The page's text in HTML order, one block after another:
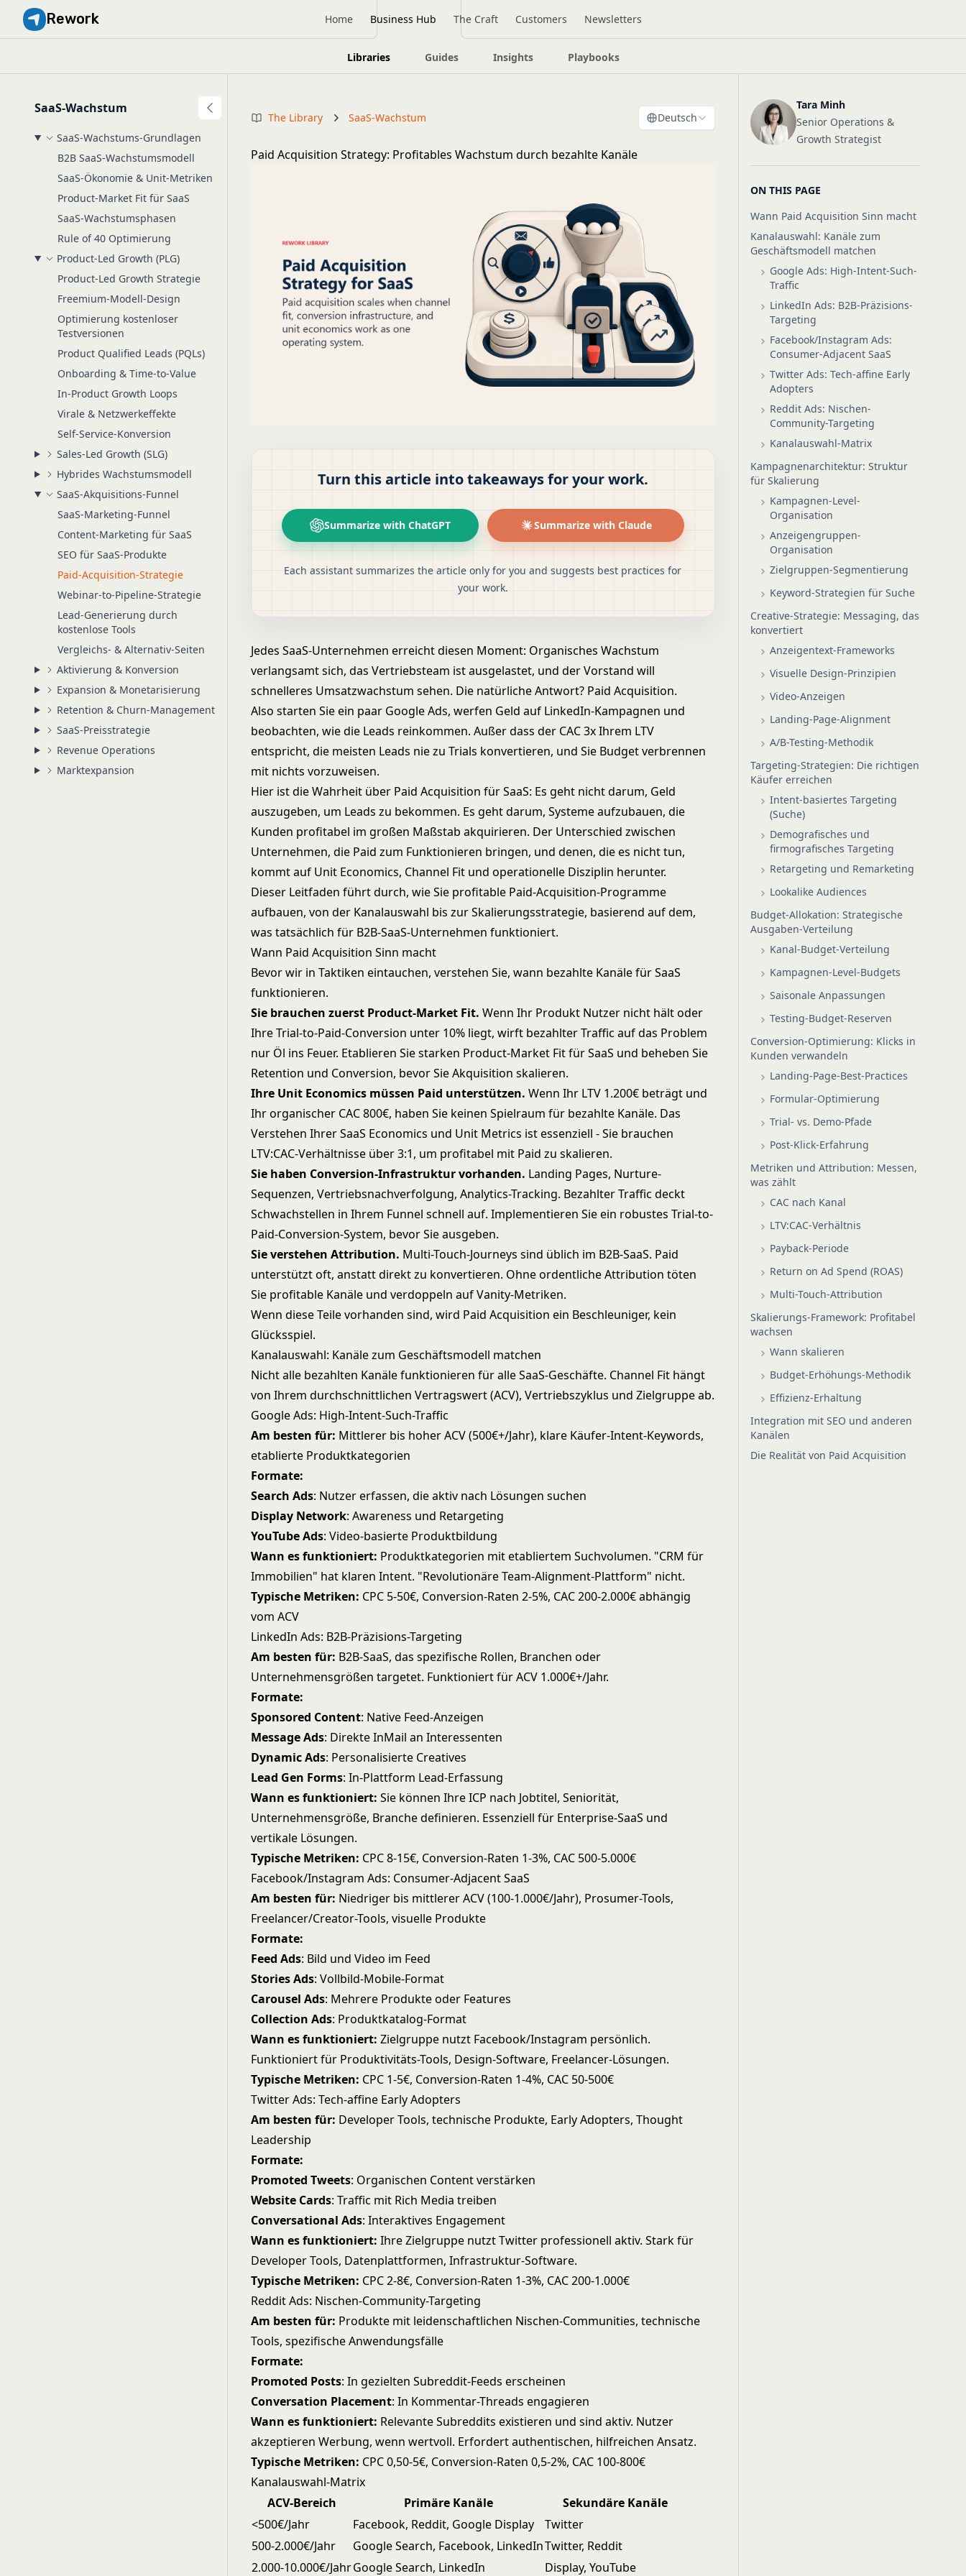
Rework Home Business Hub The Craft Customers Newsletters
Libraries Guides Insights Playbooks
SaaS-Wachstum
SaaS-Wachstums-Grundlagen
B2B SaaS-Wachstumsmodell
SaaS-Ökonomie & Unit-Metriken
Product-Market Fit für SaaS
SaaS-Wachstumsphasen
Rule of 40 Optimierung
Product-Led Growth (PLG)
Product-Led Growth Strategie
Freemium-Modell-Design
Optimierung kostenloser
Testversionen
Product Qualified Leads (PQLs)
Onboarding & Time-to-Value
In-Product Growth Loops
Virale & Netzwerkeffekte
Self-Service-Konversion
Sales-Led Growth (SLG)
Hybrides Wachstumsmodell
SaaS-Akquisitions-Funnel
SaaS-Marketing-Funnel
Content-Marketing für SaaS
SEO für SaaS-Produkte
Paid-Acquisition-Strategie
Webinar-to-Pipeline-Strategie
Lead-Generierung durch
kostenlose Tools
Vergleichs- & Alternativ-Seiten
Aktivierung & Konversion
Expansion & Monetarisierung
Retention & Churn-Management
SaaS-Preisstrategie
Revenue Operations
Marktexpansion
The Library SaaS-Wachstum Deutsch
Paid Acquisition Strategy: Profitables Wachstum durch bezahlte Kanäle
Turn this article into takeaways for your work.
Summarize with ChatGPT Summarize with Claude
Each assistant summarizes the article only for you and suggests best practices for
your work.
Jedes SaaS-Unternehmen erreicht diesen Moment: Organisches Wachstum
verlangsamt sich, das Vertriebsteam ist ausgelastet, und der Vorstand will
schnelleres Umsatzwachstum sehen. Die natürliche Antwort? Paid Acquisition.
Also starten Sie ein paar Google Ads, werfen Geld auf LinkedIn-Kampagnen und
beobachten, wie die Leads reinkommen. Außer dass der CAC 3x Ihrem LTV
entspricht, die meisten Leads nie zu Trials konvertieren, und Sie Budget verbrennen
mit nichts vorzuweisen.
Hier ist die Wahrheit über Paid Acquisition für SaaS: Es geht nicht darum, Geld
auszugeben, um Leads zu bekommen. Es geht darum, Systeme aufzubauen, die
Kunden profitabel im großen Maßstab akquirieren. Der Unterschied zwischen
Unternehmen, die Paid zum Funktionieren bringen, und denen, die es nicht tun,
kommt auf Unit Economics, Channel Fit und operationelle Disziplin herunter.
Dieser Leitfaden führt durch, wie Sie profitable Paid-Acquisition-Programme
aufbauen, von der Kanalauswahl bis zur Skalierungsstrategie, basierend auf dem,
was tatsächlich für B2B-SaaS-Unternehmen funktioniert.
Wann Paid Acquisition Sinn macht
Bevor wir in Taktiken eintauchen, verstehen Sie, wann bezahlte Kanäle für SaaS
funktionieren.
Sie brauchen zuerst Product-Market Fit. Wenn Ihr Produkt Nutzer nicht hält oder
Ihre Trial-to-Paid-Conversion unter 10% liegt, wirft bezahlter Traffic auf das Problem
nur Öl ins Feuer. Etablieren Sie starken Product-Market Fit für SaaS und beheben Sie
Retention und Conversion, bevor Sie Akquisition skalieren.
Ihre Unit Economics müssen Paid unterstützen. Wenn Ihr LTV 1.200€ beträgt und
Ihr organischer CAC 800€, haben Sie keinen Spielraum für bezahlte Kanäle. Das
Verstehen IhrerSaaS Economics und Unit Metrics ist essenziell - Sie brauchen
LTV:CAC-Verhältnisse über 3:1, um profitabel mit Paid zu skalieren.
Sie haben Conversion-Infrastruktur vorhanden. Landing Pages, Nurture-
Sequenzen, Vertriebsnachverfolgung, Analytics-Tracking. Bezahlter Traffic deckt
Schwachstellen in Ihrem Funnel schnell auf. Implementieren Sie ein robustesTrial-to-
Paid-Conversion-System, bevor Sie ausgeben.
Sie verstehen Attribution. Multi-Touch-Journeys sind üblich im B2B-SaaS. Paid
unterstützt oft, anstatt direkt zu konvertieren. Ohne ordentliche Attribution töten
Sie profitable Kanäle und verdoppeln auf Vanity-Metriken.
Wenn diese Teile vorhanden sind, wird Paid Acquisition ein Beschleuniger, kein
Glücksspiel.
Kanalauswahl: Kanäle zum Geschäftsmodell matchen
Nicht alle bezahlten Kanäle funktionieren für alle SaaS-Geschäfte. Channel Fit hängt
von Ihrem durchschnittlichen Vertragswert (ACV), Vertriebszyklus und Zielgruppe ab.
Google Ads: High-Intent-Such-Traffic
Am besten für: Mittlerer bis hoher ACV (500€+/Jahr), klare Käufer-Intent-Keywords,
etablierte Produktkategorien
Formate:
Search Ads: Nutzer erfassen, die aktiv nach Lösungen suchen
Display Network: Awareness und Retargeting
YouTube Ads: Video-basierte Produktbildung
Wann es funktioniert: Produktkategorien mit etabliertem Suchvolumen. "CRM für
Immobilien" hat klaren Intent. "Revolutionäre Team-Alignment-Plattform" nicht.
Typische Metriken: CPC 5-50€, Conversion-Raten 2-5%, CAC 200-2.000€ abhängig
vom ACV
LinkedIn Ads: B2B-Präzisions-Targeting
Am besten für: B2B-SaaS, das spezifische Rollen, Branchen oder
Unternehmensgrößen targetet. Funktioniert für ACV 1.000€+/Jahr.
Formate:
Sponsored Content: Native Feed-Anzeigen
Message Ads: Direkte InMail an Interessenten
Dynamic Ads: Personalisierte Creatives
Lead Gen Forms: In-Plattform Lead-Erfassung
Wann es funktioniert: Sie können Ihre ICP nach Jobtitel, Seniorität,
Unternehmensgröße, Branche definieren. Essenziell für Enterprise-SaaS und
vertikale Lösungen.
Typische Metriken: CPC 8-15€, Conversion-Raten 1-3%, CAC 500-5.000€
Facebook/Instagram Ads: Consumer-Adjacent SaaS
Am besten für: Niedriger bis mittlerer ACV (100-1.000€/Jahr), Prosumer-Tools,
Freelancer/Creator-Tools, visuelle Produkte
Formate:
Feed Ads: Bild und Video im Feed
Stories Ads: Vollbild-Mobile-Format
Carousel Ads: Mehrere Produkte oder Features
Collection Ads: Produktkatalog-Format
Wann es funktioniert: Zielgruppe nutzt Facebook/Instagram persönlich.
Funktioniert für Produktivitäts-Tools, Design-Software, Freelancer-Lösungen.
Typische Metriken: CPC 1-5€, Conversion-Raten 1-4%, CAC 50-500€
Twitter Ads: Tech-affine Early Adopters
Am besten für: Developer Tools, technische Produkte, Early Adopters, Thought
Leadership
Formate:
Promoted Tweets: Organischen Content verstärken
Website Cards: Traffic mit Rich Media treiben
Conversational Ads: Interaktives Engagement
Wann es funktioniert: Ihre Zielgruppe nutzt Twitter professionell aktiv. Stark für
Developer Tools, Datenplattformen, Infrastruktur-Software.
Typische Metriken: CPC 2-8€, Conversion-Raten 1-3%, CAC 200-1.000€
Reddit Ads: Nischen-Community-Targeting
Am besten für: Produkte mit leidenschaftlichen Nischen-Communities, technische
Tools, spezifische Anwendungsfälle
Formate:
Promoted Posts: In gezielten Subreddit-Feeds erscheinen
Conversation Placement: In Kommentar-Threads engagieren
Wann es funktioniert: Relevante Subreddits existieren und sind aktiv. Nutzer
akzeptieren Werbung, wenn wertvoll. Erfordert authentischen, hilfreichen Ansatz.
Typische Metriken: CPC 0,50-5€, Conversion-Raten 0,5-2%, CAC 100-800€
Kanalauswahl-Matrix
ACV-Bereich
Primäre Kanäle
Sekundäre Kanäle
<500€/Jahr
Facebook, Reddit, Google Display
Twitter
500-2.000€/Jahr
Google Search, Facebook, LinkedInTwitter, Reddit
2.000-10.000€/JahrGoogle Search, LinkedIn Display, YouTube
Tara Minh
Senior Operations &
Growth Strategist
ON THIS PAGE
Wann Paid Acquisition Sinn macht
Kanalauswahl: Kanäle zum
Geschäftsmodell matchen
Google Ads: High-Intent-Such-
Traffic
LinkedIn Ads: B2B-Präzisions-
Targeting
Facebook/Instagram Ads:
Consumer-Adjacent SaaS
Twitter Ads: Tech-affine Early
Adopters
Reddit Ads: Nischen-
Community-Targeting
Kanalauswahl-Matrix
Kampagnenarchitektur: Struktur
für Skalierung
Kampagnen-Level-
Organisation
Anzeigengruppen-
Organisation
Zielgruppen-Segmentierung
Keyword-Strategien für Suche
Creative-Strategie: Messaging, das
konvertiert
Anzeigentext-Frameworks
Visuelle Design-Prinzipien
Video-Anzeigen
Landing-Page-Alignment
A/B-Testing-Methodik
Targeting-Strategien: Die richtigen
Käufer erreichen
Intent-basiertes Targeting
(Suche)
Demografisches und
firmografisches Targeting
Retargeting und Remarketing
Lookalike Audiences
Budget-Allokation: Strategische
Ausgaben-Verteilung
Kanal-Budget-Verteilung
Kampagnen-Level-Budgets
Saisonale Anpassungen
Testing-Budget-Reserven
Conversion-Optimierung: Klicks in
Kunden verwandeln
Landing-Page-Best-Practices
Formular-Optimierung
Trial- vs. Demo-Pfade
Post-Klick-Erfahrung
Metriken und Attribution: Messen,
was zählt
CAC nach Kanal
LTV:CAC-Verhältnis
Payback-Periode
Return on Ad Spend (ROAS)
Multi-Touch-Attribution
Skalierungs-Framework: Profitabel
wachsen
Wann skalieren
Budget-Erhöhungs-Methodik
Effizienz-Erhaltung
Integration mit SEO und anderen
Kanälen
Die Realität von Paid Acquisition